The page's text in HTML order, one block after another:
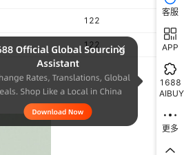
122
122
客服
APP
1688
AIBUY
更多